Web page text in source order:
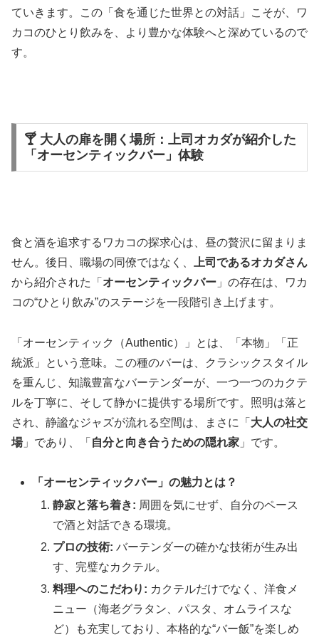
ていきます。この「食を通じた世界との対話」こそが、ワ
カコのひとり飲みを、より豊かな体験へと深めているので
す。
🍸 大人の扉を開く場所：上司オカダが紹介した
「オーセンティックバー」体験
食と酒を追求するワカコの探求心は、昼の贅沢に留まりま
せん。後日、職場の同僚ではなく、
上司であるオカダさん
から紹介された「 オーセンティックバー 」の存在は、ワカ
コの“ひとり飲み”のステージを一段階引き上げます。
「オーセンティック（Authentic）」とは、「本物」「正
統派」という意味。この種のバーは、クラシックスタイル
を重んじ、知識豊富なバーテンダーが、一つ一つのカクテ
ルを丁寧に、そして静かに提供する場所です。照明は落と
され、静謐なジャズが流れる空間は、まさに「 大人の社交
場」であり、「 自分と向き合うための隠れ家 」です。
「オーセンティックバー」の魅力とは？
静寂と落ち着き: 周囲を気にせず、自分のペース
で酒と対話できる環境。
プロの技術: バーテンダーの確かな技術が生み出
す、完璧なカクテル。
料理へのこだわり: カクテルだけでなく、洋食メ
ニュー（海老グラタン、パスタ、オムライスな
ど）も充実しており、本格的な“バー飯”を楽しめ